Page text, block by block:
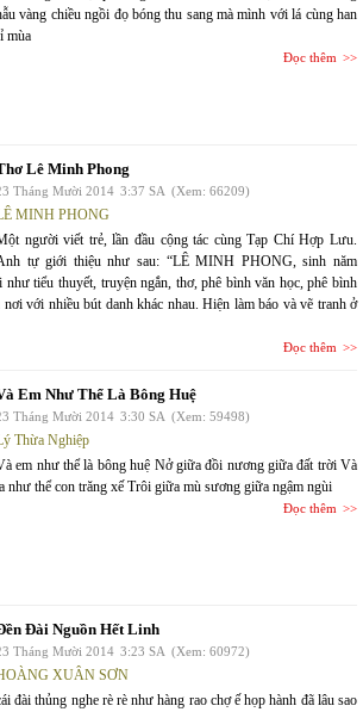
vàng chiều ngồi đọ bóng thu sang mà mình với lá cùng han
mùa
Đọc thêm
Lê Minh Phong
Tháng Mười 2014 3:37 SA (Xem: 66209)
MINH PHONG
người viết trẻ, lần đầu cộng tác cùng Tạp Chí Hợp Lưu.
tự giới thiệu như sau: “LÊ MINH PHONG, sinh năm
tiểu thuyết, truyện ngắn, thơ, phê bình văn học, phê bình
với nhiều bút danh khác nhau. Hiện làm báo và vẽ tranh ở
Đọc thêm
Em Như Thể Là Bông Huệ
Tháng Mười 2014 3:30 SA (Xem: 59498)
Thừa Nghiệp
em như thể là bông huệ Nở giữa đồi nương giữa đất trời Và
như thể con trăng xế Trôi giữa mù sương giữa ngậm ngùi
Đọc thêm
Đài Nguồn Hết Linh
Tháng Mười 2014 3:23 SA (Xem: 60972)
XUÂN SƠN
đài thủng nghe rè rè như hàng rao chợ ế họp hành đã lâu sao